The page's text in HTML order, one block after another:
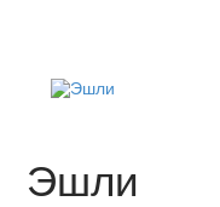
Эшли